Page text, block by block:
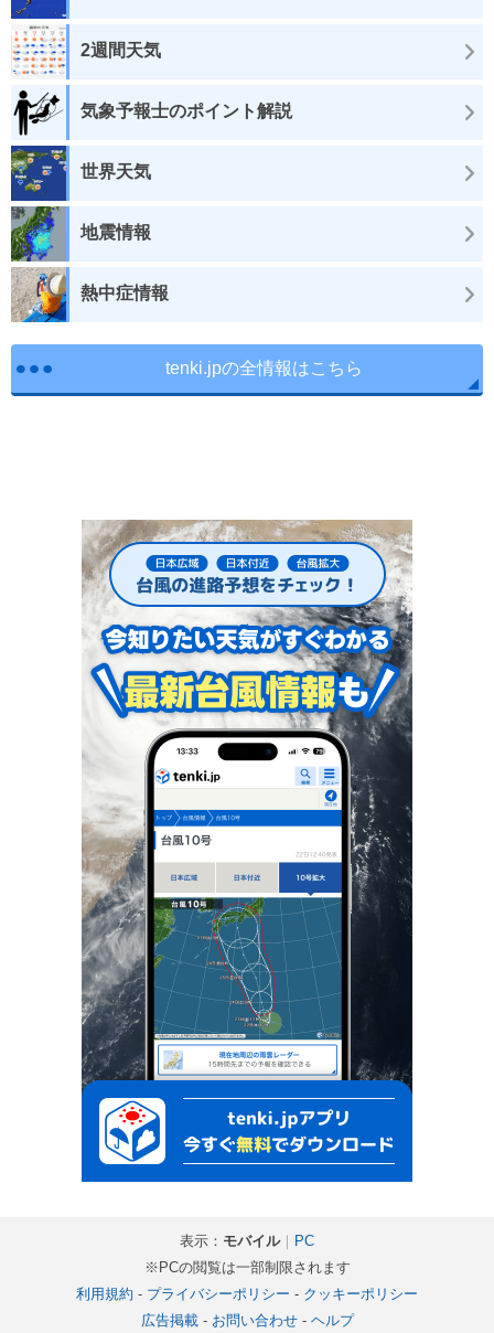
2週間天気
気象予報士のポイント解説
世界天気
地震情報
熱中症情報
tenki.jpの全情報はこちら
表示： モバイル｜ PC
※PCの閲覧は一部制限されます
利用規約 - プライバシーポリシー - クッキーポリシー
広告掲載- お問い合わせ- ヘルプ